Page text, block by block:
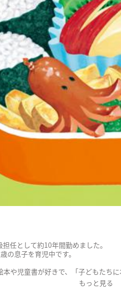
任として約10年間勤めました。
の息子を育児中です。
や児童書が好きで、「子どもたち
で、息子と一緒に毎月通っています。
もっと見る